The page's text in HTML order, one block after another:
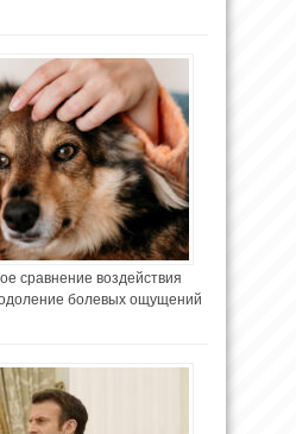
сравнение воздействия
болевых ощущений